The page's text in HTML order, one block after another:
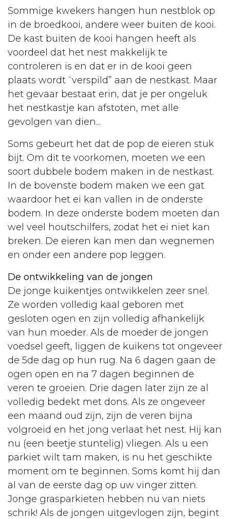
Sommige kwekers hangen hun nestblok op
in de broedkooi, andere weer buiten de kooi.
De kast buiten de kooi hangen heeft als
voordeel dat het nest makkelijk te
controleren is en dat er in de kooi geen
plaats wordt “verspild” aan de nestkast. Maar
het gevaar bestaat erin, dat je per ongeluk
het nestkastje kan afstoten, met alle
gevolgen van dien...
Soms gebeurt het dat de pop de eieren stuk
bijt. Om dit te voorkomen, moeten we een
soort dubbele bodem maken in de nestkast.
In de bovenste bodem maken we een gat
waardoor het ei kan vallen in de onderste
bodem. In deze onderste bodem moeten dan
wel veel houtschilfers, zodat het ei niet kan
breken. De eieren kan men dan wegnemen
en onder een andere pop leggen.
De ontwikkeling van de jongen
De jonge kuikentjes ontwikkelen zeer snel.
Ze worden volledig kaal geboren met
gesloten ogen en zijn volledig afhankelijk
van hun moeder. Als de moeder de jongen
voedsel geeft, liggen de kuikens tot ongeveer
de 5de dag op hun rug. Na 6 dagen gaan de
ogen open en na 7 dagen beginnen de
veren te groeien. Drie dagen later zijn ze al
volledig bedekt met dons. Als ze ongeveer
een maand oud zijn, zijn de veren bijna
volgroeid en het jong verlaat het nest. Hij kan
nu (een beetje stuntelig) vliegen. Als u een
parkiet wilt tam maken, is nu het geschikte
moment om te beginnen. Soms komt hij dan
al van de eerste dag op uw vinger zitten.
Jonge grasparkieten hebben nu van niets
schrik! Als de jongen uitgevlogen zijn, begint